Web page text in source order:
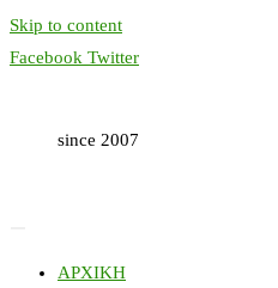
Skip to content
Facebook Twitter
since 2007
ΑΡΧΙΚΗ